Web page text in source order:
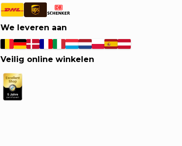
We leveren aan
Veilig online winkelen